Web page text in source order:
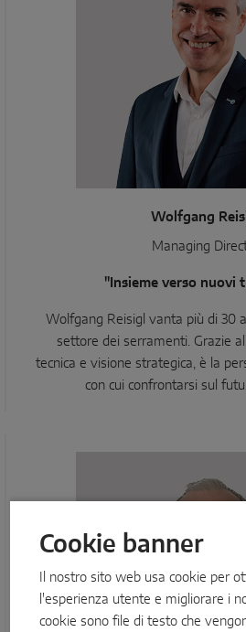
Wolfgang
Managing
"Insieme verso nuovi
Wolfgang Reisigl vanta più di 30
settore dei serramenti. Grazie
tecnica e visione strategica, è la
con cui confrontarsi sul
Cookie banner
Il nostro sito web usa cookie per
l'esperienza utente e migliorare i
cookie sono file di testo che